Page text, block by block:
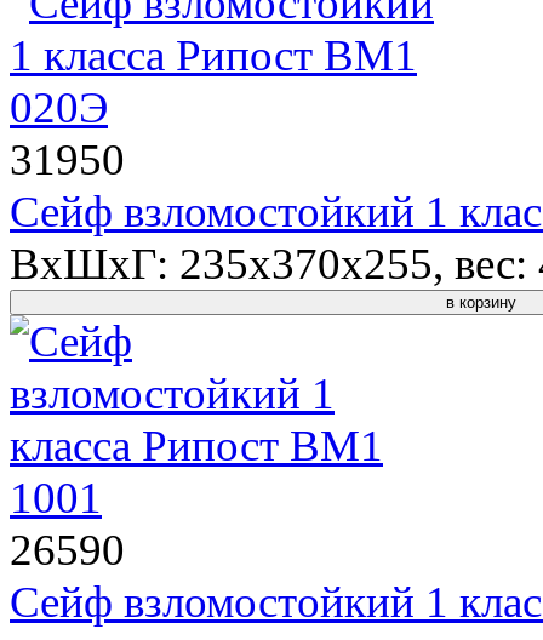
31950
Сейф взломостойкий 1
ВхШхГ: 235x370x255, вес:
в корзину
26590
Сейф взломостойкий 1